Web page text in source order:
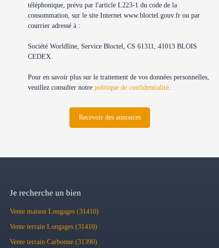
téléphonique, prévu par l'article L223-1 du code de la
consommation, sur le site Internet www.bloctel.gouv.fr ou par
courrier adressé à :
Société Worldline, Service Bloctel, CS 61311, 41013 BLOIS
CEDEX.
Pour en savoir plus sur le traitement de vos données personnelles,
veuillez consulter notre politique de confidentialité
Recevoir des annonces
Je recherche un bien
Vente maison Longages (31410)
Vente terrain Longages (31410)
Vente terrain Carbonne (31390)